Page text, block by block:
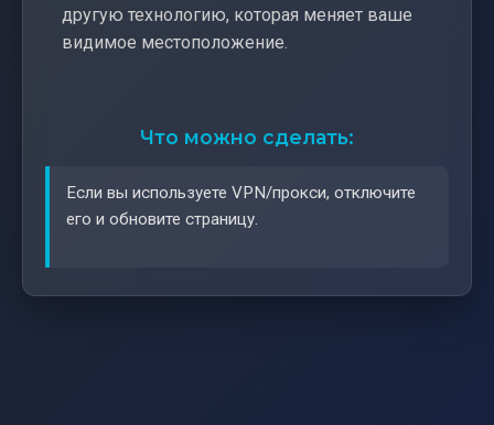
другую технологию, которая меняет ваше
видимое местоположение.
Что можно сделать:
Если вы используете VPN/прокси, отключите
его и обновите страницу.